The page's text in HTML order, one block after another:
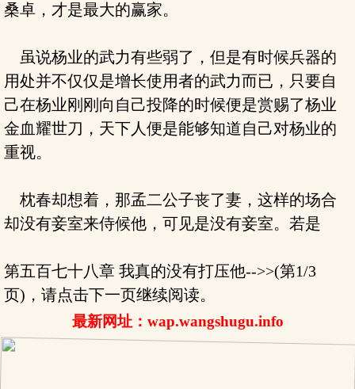
桑卓，才是最大的赢家。
虽说杨业的武力有些弱了，但是有时候兵器的
用处并不仅仅是增长使用者的武力而已，只要自
己在杨业刚刚向自己投降的时候便是赏赐了杨业
金血耀世刀，天下人便是能够知道自己对杨业的
重视。
枕春却想着，那孟二公子丧了妻，这样的场合
却没有妾室来侍候他，可见是没有妾室。若是
第五百七十八章 我真的没有打压他-->>(第1/3
页)，请点击下一页继续阅读。
最新网址：wap.wangshugu.info